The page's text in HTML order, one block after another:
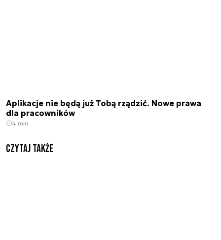
Aplikacje nie będą już Tobą rządzić. Nowe prawa
dla pracowników
4 min.
Czytaj także